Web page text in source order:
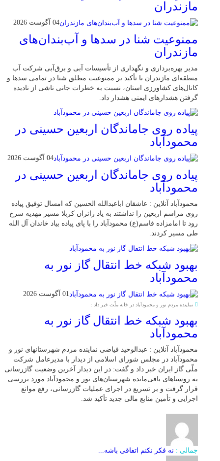
مازندران
04 آگوست 2026
ممنوعیت شنا در سدها و آب‌بندان‌‌های
مازندران
مدیر بهره‌برداری و نگهداری از تأسیسات آبی و برق‌آبی شرکت آب
منطقه‌ای مازندران با تأکید بر ممنوعیت مطلق شنا در تمامی سدها و
کانال‌های کشاورزی استان، نسبت به خطرات جانی ناشی از نادیده
گرفتن هشدارهای ایمنی هشدار داد.
پیاده روی جاماندگان اربعین حسینی در
محمودآباد
04 آگوست 2026
پیاده روی جاماندگان اربعین حسینی در
محمودآباد
محمودآباد آنلاین : عاشقان اباعبدالله الحسین که امسال توفیق پیاده
روی مراسم اربعین را نداشتند به یاد زائران کربلا مسیر مهدیه سرخ
رود تا امامزاده قاسم(ع) محمودآباد را با پای پیاده بیاد خاندان آل الله
طی مسیر کردند.
بهبود شبکه خط انتقال گاز نور به
محمودآباد
01 آگوست 2026
نماینده مردم نور و محمودآباد در خانه ملّت خبر داد :
بهبود شبکه خط انتقال گاز نور به
محمودآباد
محمودآباد آنلاین : عبدالوحید فیاضی نماینده مردم شهرستانهای نور و
محمودآباد در مجلس شورای اسلامی از دیدار با مدیرعامل شرکت
ملّی گاز ایران خبر داد و گفت: در این دیدار آخرین وضعیت گازرسانی
به روستاهای باقی‌مانده شهرستان‌های نور و محمودآباد مورد بررسی
قرار گرفت و بر تسریع در اجرای عملیات گازرسانی، رفع موانع
اجرایی و تأمین منابع مالی جدید تأکید شد.
جمالی : نه فکر نکنم اتفاقی باشه...